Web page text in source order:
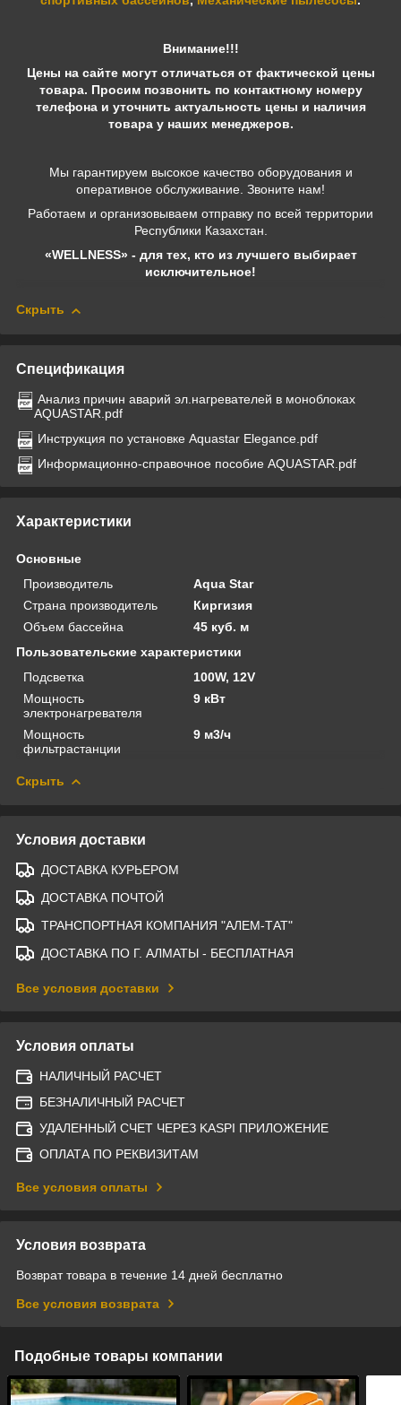
Внимание!!!
Цены на сайте могут отличаться от фактической цены
товара. Просим позвонить по контактному номеру
телефона и уточнить актуальность цены и наличия
товара у наших менеджеров.
Мы гарантируем высокое качество оборудования и
оперативное обслуживание. Звоните нам!
Работаем и организовываем отправку по всей территории
Республики Казахстан.
«WELLNESS» - для тех, кто из лучшего выбирает
исключительное!
Скрыть
Спецификация
Анализ причин аварий эл.нагревателей в моноблоках
AQUASTAR.pdf
Инструкция по установке Aquastar Elegance.pdf
Информационно-справочное пособие AQUASTAR.pdf
Характеристики
Основные
Производитель
Aqua Star
Страна производитель
Киргизия
Объем бассейна
45 куб. м
Пользовательские характеристики
Подсветка
100W, 12V
Мощность
электронагревателя
9 кВт
Мощность
фильтрастанции
9 м3/ч
Скрыть
Условия доставки
ДОСТАВКА КУРЬЕРОМ
ДОСТАВКА ПОЧТОЙ
ТРАНСПОРТНАЯ КОМПАНИЯ "АЛЕМ-ТАТ"
ДОСТАВКА ПО Г. АЛМАТЫ - БЕСПЛАТНАЯ
Все условия доставки
Условия оплаты
НАЛИЧНЫЙ РАСЧЕТ
БЕЗНАЛИЧНЫЙ РАСЧЕТ
УДАЛЕННЫЙ СЧЕТ ЧЕРЕЗ KASPI ПРИЛОЖЕНИЕ
ОПЛАТА ПО РЕКВИЗИТАМ
Все условия оплаты
Условия возврата
Возврат товара в течение 14 дней бесплатно
Все условия возврата
Подобные товары компании